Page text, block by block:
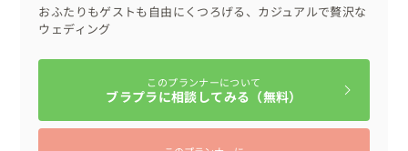
・温かいホームパーティのようなウェディングを希望され
ている方
・軽井沢のような自然に囲まれた空気感の中で、ゆったり
としたウェディングをされたい方
・森の中のウェディングでコーディネートにこだわりたい
おふたりもゲストも自由にくつろげる、カジュアルで贅沢な
ウェディング
このプランナーについて
ブラプラに相談してみる（無料）